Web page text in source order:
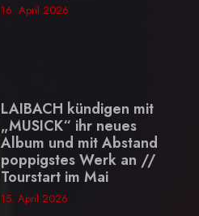
16. April 2026
LAIBACH kündigen mit
„MUSICK“ ihr neues
Album und mit Abstand
poppigstes Werk an //
Tourstart im Mai
15. April 2026